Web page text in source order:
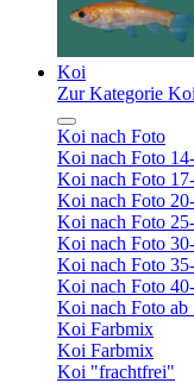
Koi
Zur Kategorie Koi
Koi nach Foto
Koi nach Foto
Koi nach Foto
Koi nach Foto
Koi nach Foto
Koi nach Foto
Koi nach Foto
Koi nach Foto
Koi nach Foto ab
Koi Farbmix
Koi Farbmix
Koi "frachtfrei"